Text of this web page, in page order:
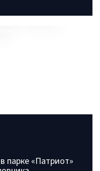
парке «Патриот»